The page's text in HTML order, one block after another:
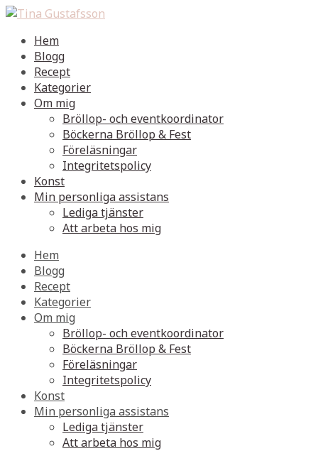
Hem
Blogg
Recept
Kategorier
Om mig
Bröllop- och eventkoordinator
Böckerna Bröllop & Fest
Föreläsningar
Integritetspolicy
Konst
Min personliga assistans
Lediga tjänster
Att arbeta hos mig
Hem
Blogg
Recept
Kategorier
Om mig
Bröllop- och eventkoordinator
Böckerna Bröllop & Fest
Föreläsningar
Integritetspolicy
Konst
Min personliga assistans
Lediga tjänster
Att arbeta hos mig